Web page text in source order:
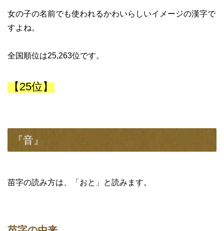
女の子の名前でも使われるかわいらしいイメージの漢字で
すよね。
全国順位は25,263位です。
【25位】
『音』
苗字の読み方は、「おと」と読みます。